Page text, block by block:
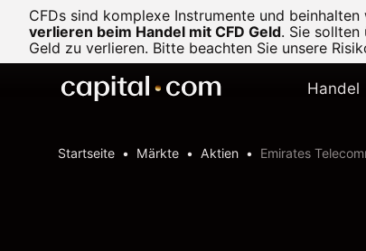
CFDs sind komplexe Instrumente und
verlieren beim Handel mit CFD Geld. Sie sollten
Geld zu verlieren. Bitte beachten Sie unsere
Handel
Startseite Märkte Aktien Emirates